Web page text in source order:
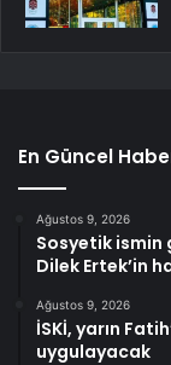
En Güncel
Ağustos 9, 2026
Sosyetik ismin
Dilek Ertek’in
Ağustos 9, 2026
İSKİ, yarın
uygulayacak